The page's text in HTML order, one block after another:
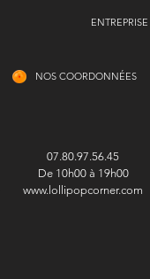
ENTREPRISE
NOS COORDONNÉES
07.80.97.56.45
De 10h00 à 19h00
www.lollipopcorner.com